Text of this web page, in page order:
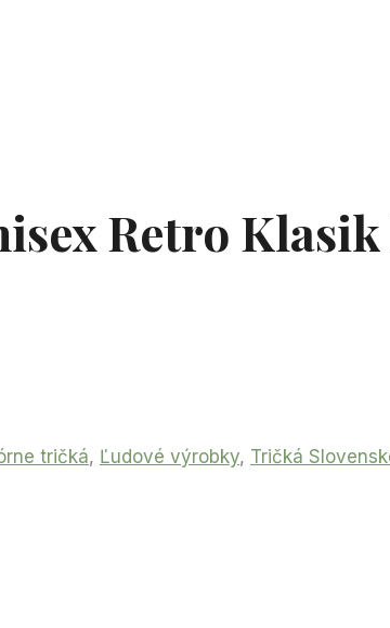
Retro
tričká, Ľudové výrobky, Tričká